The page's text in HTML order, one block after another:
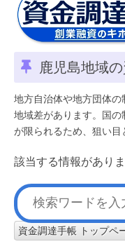
鹿児島地域
地方自治体や地方団体
地域差があります。国
が限られるため、狙い目
該当する情報があり
資金調達手帳 トップペ